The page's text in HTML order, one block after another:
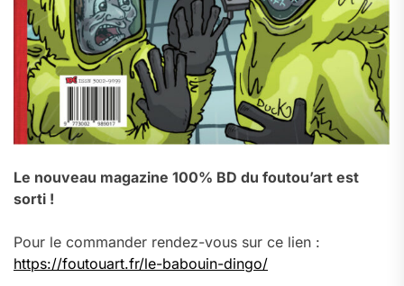
Le nouveau magazine 100% BD du foutou’art est
sorti !
Pour le commander rendez-vous sur ce lien :
https://foutouart.fr/le-babouin-dingo/